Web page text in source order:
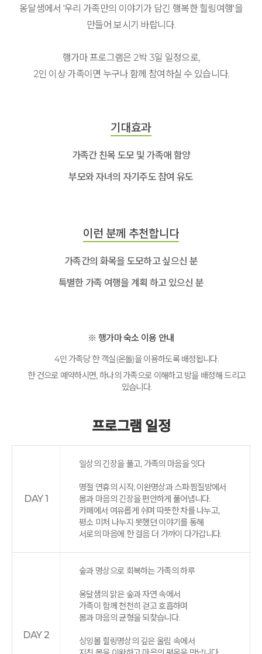
옹달샘에서 '우리 가족만의 이야기가 담긴 행복한 힐링여행'을
만들어 보시기 바랍니다.
행가마 프로그램은 2박 3일 일정으로,
2인 이상 가족이면 누구나 함께 참여하실 수 있습니다.
기대효과
가족간 친목 도모 및 가족애 함양
부모와 자녀의 자기주도 참여 유도
이런 분께 추천합니다
가족간의 화목을 도모하고 싶으신 분
특별한 가족 여행을 계획 하고 있으신 분
※ 행가마 숙소 이용 안내
4인 가족당 한 객실(온돌)을 이용하도록 배정됩니다.
한 건으로 예약하시면, 하나의 가족으로 이해하고 방을 배정해 드리고
있습니다.
프로그램 일정
DAY 1
일상의 긴장을 풀고, 가족의 마음을 잇다
명절 연휴의 시작, 이완명상과 스파·찜질방에서
몸과 마음의 긴장을 편안하게 풀어냅니다.
카페에서 여유롭게 쉬며 따뜻한 차를 나누고,
평소 미처 나누지 못했던 이야기를 통해
서로의 마음에 한 걸음 더 가까이 다가갑니다.
DAY 2
숲과 명상으로 회복하는 가족의 하루
옹달샘의 맑은 숲과 자연 속에서
가족이 함께 천천히 걷고 호흡하며
몸과 마음의 균형을 되찾습니다.
싱잉볼 힐링명상의 깊은 울림 속에서